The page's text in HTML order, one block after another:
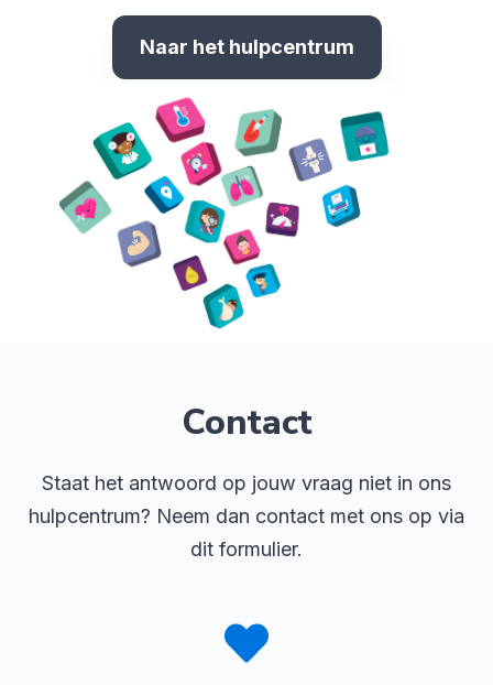
Naar het hulpcentrum
Contact
Staat het antwoord op jouw vraag niet in ons
hulpcentrum? Neem dan contact met ons op via
dit formulier.